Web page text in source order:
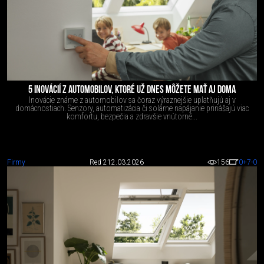
5 INOVÁCIÍ Z AUTOMOBILOV, KTORÉ UŽ DNES MÔŽETE MAŤ AJ DOMA
Inovácie známe z automobilov sa čoraz výraznejšie uplatňujú aj v
domácnostiach. Senzory, automatizácia či solárne napájanie prinášajú viac
komfortu, bezpečia a zdravšie vnútorné...
Firmy Red 212.03.2026 156 0+7-0